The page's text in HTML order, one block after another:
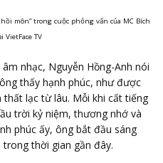
môn” trong cuộc phỏng vấn của MC Bích
VietFace TV
nhạc, Nguyễn Hồng-Anh nói
thấy hạnh phúc, như được
lạc từ lâu. Mỗi khi cất tiếng
trời kỷ niệm, thương nhớ và
phúc ấy, ông bắt đầu sáng
thời gian gần đây.